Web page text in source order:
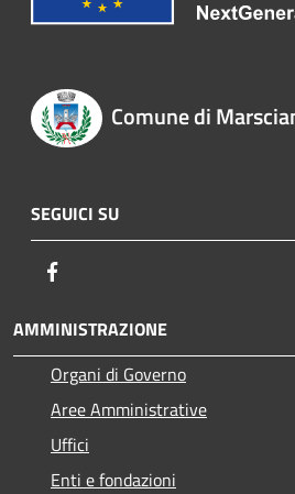
Comune di
SEGUICI SU
AMMINISTRAZIONE
Organi di Governo
Aree Amministrative
Uffici
Enti e fondazioni